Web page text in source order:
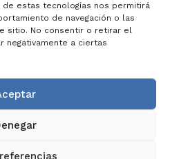
estas tecnologías nos permitirá
de navegación o las
sitio. No consentir o retirar el
negativamente a ciertas
POLÍTICA DE PRIVACIDAD
POLÍTICA DE SEGURIDAD